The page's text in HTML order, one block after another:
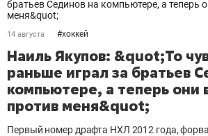
14 августа #хоккей
Наиль Якупов: &quot;То
раньше играл за братьев
компьютере, а теперь они
против меня&quot;
Первый номер драфта НХЛ 2012 года,